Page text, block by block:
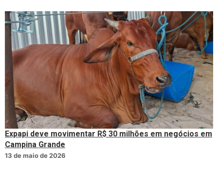
Expapi deve movimentar R$ 30 milhões em negócios em
Campina Grande
13 de maio de 2026